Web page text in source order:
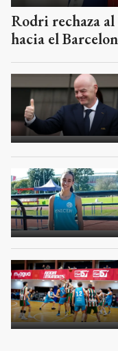
DEPORTES
EN CÓRDOBA